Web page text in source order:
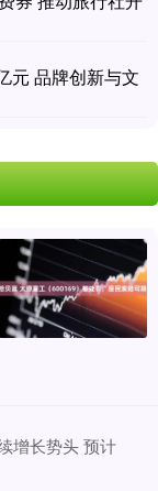
元 品牌创新与文
增长势头 预计